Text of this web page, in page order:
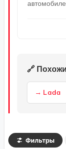
🔗
→ Lada
Фильтры